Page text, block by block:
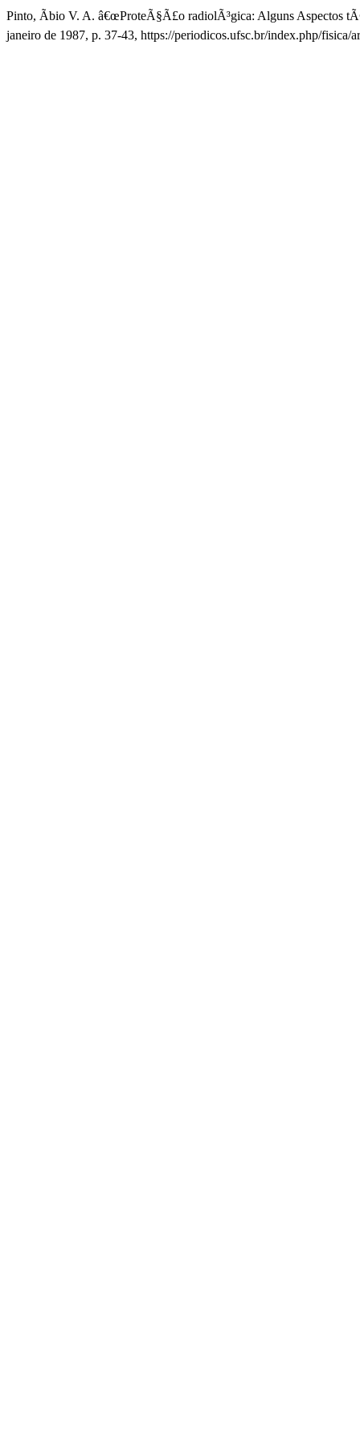
Pinto, Ãbio V. A. â€œProteÃ§Ã£o radiolÃ³gica: Alguns Aspectos
janeiro de 1987, p. 37-43, https://periodicos.ufsc.br/index.php/fisica/